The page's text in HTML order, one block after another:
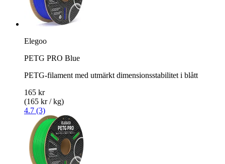
Elegoo
PETG PRO Blue
PETG-filament med utmärkt dimensionsstabilitet i blått
165 kr
(165 kr / kg)
4.7 (3)